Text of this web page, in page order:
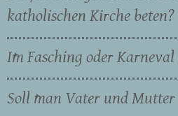
katholischen Kirche beten?
Im Fasching oder
Soll man Vater und Mutter